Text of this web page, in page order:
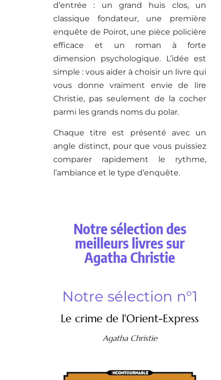
d’entrée : un grand huis clos, un
classique fondateur, une première
enquête de Poirot, une pièce policière
efficace et un roman à forte
dimension psychologique. L’idée est
simple : vous aider à choisir un livre qui
vous donne vraiment envie de lire
Christie, pas seulement de la cocher
parmi les grands noms du polar.
Chaque titre est présenté avec un
angle distinct, pour que vous puissiez
comparer rapidement le rythme,
l’ambiance et le type d’enquête.
Notre sélection des
meilleurs livres sur
Agatha Christie
Notre sélection n°1
Le crime de l'Orient-Express
Agatha Christie